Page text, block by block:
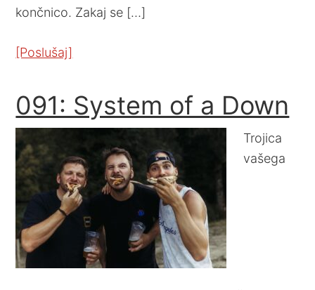
končnico. Zakaj se […]
[Poslušaj]
091: System of a Down
Trojica
vašega